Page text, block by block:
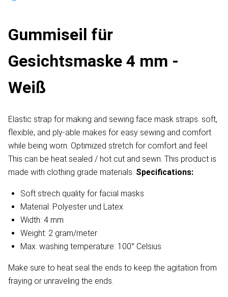
Gummiseil für
Gesichtsmaske 4 mm -
Weiß
Elastic strap for making and sewing face mask straps. soft,
flexible, and ply-able makes for easy sewing and comfort
while being worn. Optimized stretch for comfort and feel.
This can be heat sealed / hot cut and sewn. This product is
made with clothing grade materials. Specifications:
Soft strech quality for facial masks
Material: Polyester und Latex
Width: 4 mm
Weight: 2 gram/meter
Max. washing temperature: 100° Celsius
Make sure to heat seal the ends to keep the agitation from
fraying or unraveling the ends.